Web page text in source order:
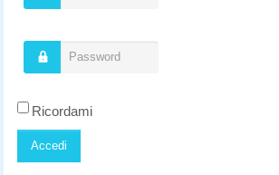
Nome utente
Password
Ricordami
Accedi